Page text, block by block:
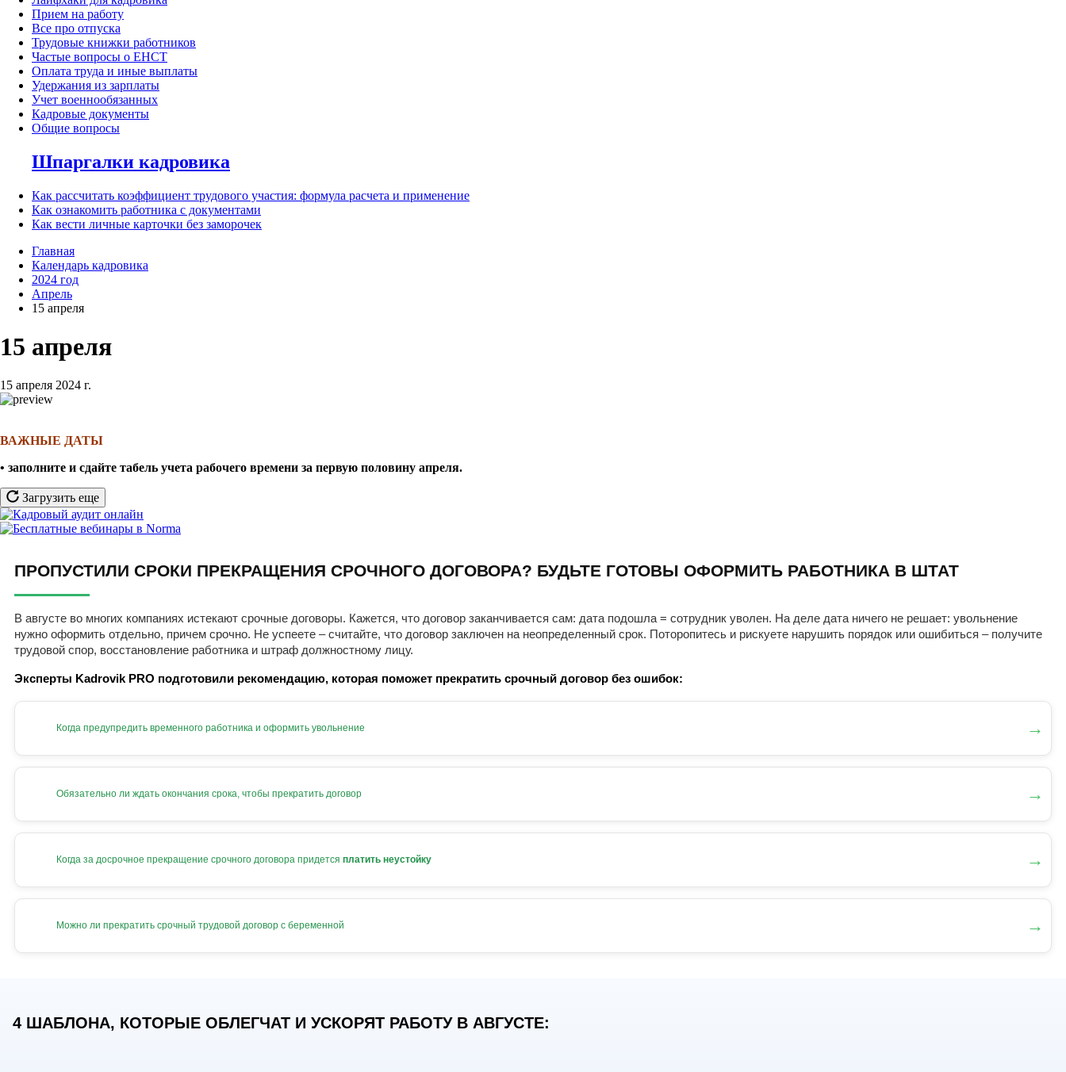
Прием на работу
Все про отпуска
Трудовые книжки работников
Частые вопросы о ЕНСТ
Оплата труда и иные выплаты
Удержания из зарплаты
Учет военнообязанных
Кадровые документы
Общие вопросы
Шпаргалки кадровика
Как рассчитать коэффициент трудового участия: формула расчета и применение
Как ознакомить работника с документами
Как вести личные карточки без заморочек
Главная
Календарь кадровика
2024 год
Апрель
15 апреля
15 апреля
15 апреля 2024 г.
ВАЖНЫЕ ДАТЫ
• заполните и сдайте табель учета рабочего времени за первую половину апреля.
Загрузить еще
ПРОПУСТИЛИ СРОКИ ПРЕКРАЩЕНИЯ СРОЧНОГО ДОГОВОРА? БУДЬТЕ ГОТОВЫ ОФОРМИТЬ РАБОТНИКА В ШТАТ
В августе во многих компаниях истекают срочные договоры. Кажется, что договор заканчивается сам: дата подошла = сотрудник уволен. На деле дата ничего не решает: увольнение
нужно оформить отдельно, причем срочно. Не успеете – считайте, что договор заключен на неопределенный срок. Поторопитесь и рискуете нарушить порядок или ошибиться – получите
трудовой спор, восстановление работника и штраф должностному лицу.
Эксперты Kadrovik PRO подготовили рекомендацию, которая поможет прекратить срочный договор без ошибок:
Когда предупредить временного работника и оформить увольнение →
Обязательно ли ждать окончания срока, чтобы прекратить договор →
Когда за досрочное прекращение срочного договора придется платить неустойку →
Можно ли прекратить срочный трудовой договор с беременной →
4 ШАБЛОНА, КОТОРЫЕ ОБЛЕГЧАТ И УСКОРЯТ РАБОТУ В АВГУСТЕ: